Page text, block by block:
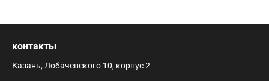
контакты
Казань, Лобачевского 10, корпус 2